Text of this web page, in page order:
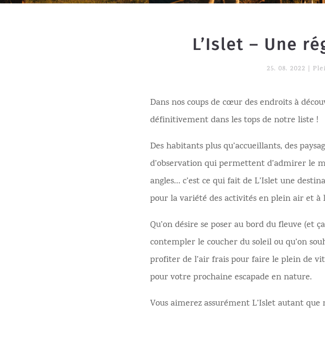
L’Islet – Une
25. 08. 2022
Dans nos coups de cœur des endroits à
définitivement dans les tops de notre liste !
Des habitants plus qu’accueillants, des
d’observation qui permettent d’admirer le
angles… c’est ce qui fait de L’Islet une
pour la variété des activités en plein air et à
Qu’on désire se poser au bord du fleuve (et
contempler le coucher du soleil ou qu’on
profiter de l’air frais pour faire le plein de
pour votre prochaine escapade en nature.
Vous aimerez assurément L’Islet autant que